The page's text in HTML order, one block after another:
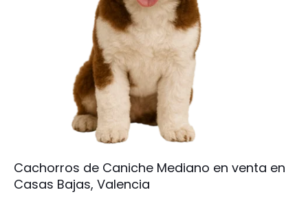
Cachorros de Caniche Mediano en venta en
Casas Bajas, Valencia